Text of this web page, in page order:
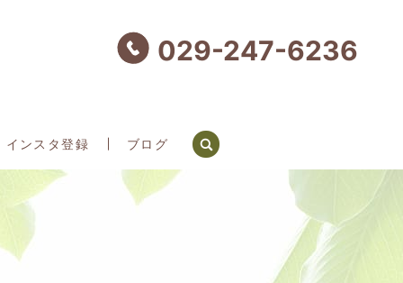
インスタ登録 ブログ search
029-247-6236